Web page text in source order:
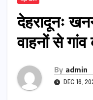
देहरादूनः
वाहनों से
By admin
DEC 16,